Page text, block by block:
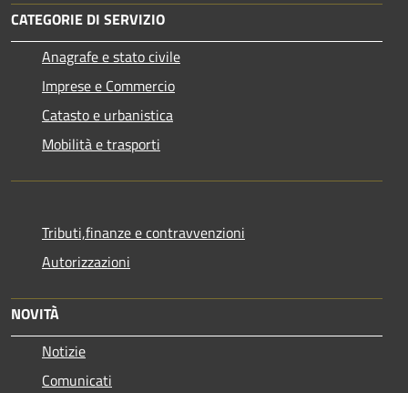
CATEGORIE DI SERVIZIO
Anagrafe e stato civile
Imprese e Commercio
Catasto e urbanistica
Mobilità e trasporti
Tributi,finanze e contravvenzioni
Autorizzazioni
NOVITÀ
Notizie
Comunicati